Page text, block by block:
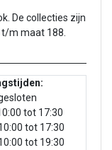
De collecties zijn
m maat 188.
tot 17:30
tot 17:30
tot 19:30